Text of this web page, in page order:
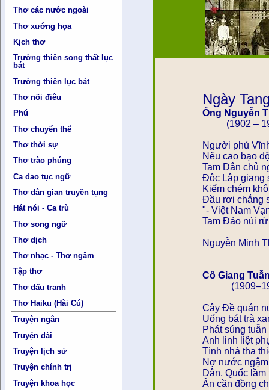
Thơ các nước ngoài
Thơ xướng họa
Kịch thơ
Trường thiên song thất lục
bát
Trường thiên lục bát
Thơ nối điêu
Phú
Thơ chuyển thể
Thơ thời sự
Thơ trào phúng
Ca dao tục ngữ
Thơ dân gian truyền tụng
Hát nói - Ca trù
Thơ song ngữ
Thơ dịch
Thơ nhạc - Thơ ngâm
Tập thơ
Thơ đấu tranh
Thơ Haiku (Hài Cú)
Truyện ngắn
Truyện dài
Truyện lịch sử
Truyện chính trị
Truyện khoa học
Ngày
Ông Nguyễn
(1902 –
Người phủ
Nêu cao bạo
Tam Dân chủ
Độc Lập giang
Kiếm chém
Đầu rơi chẳng
"- Việt Nam
Tam Đảo núi
Nguyễn Minh
Cô Giang
Cây Đề quán
Uống bát trà
Phát súng
Anh linh liệt
Tình nhà tha
Nợ nước
Dân, Quốc
Ân cần đồng